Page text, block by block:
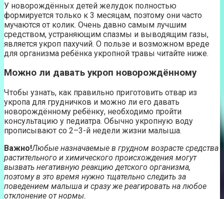
У новорождённых детей желудок полностью
формируется только к 3 месяцам, поэтому они часто
мучаются от колик. Очень давно самым лучшим
средством, устраняющим спазмы и выводящим газы,
является укроп пахучий. О пользе и возможном вреде
для организма ребёнка укропной травы читайте ниже.
Можно ли давать укроп новорождённому
Чтобы узнать, как правильно приготовить отвар из
укропа для грудничков и можно ли его давать
новорождённому ребёнку, необходимо пройти
консультацию у педиатра. Обычно укропную воду
прописывают со 2–3-й недели жизни малыша.
Важно!Любые назначаемые в грудном возрасте средства
растительного и химического происхождения могут
вызвать негативную реакцию детского организма,
поэтому в это время нужно тщательно следить за
поведением малыша и сразу же реагировать на любое
отклонение от нормы.